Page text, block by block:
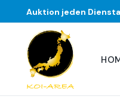
Auktion jeden